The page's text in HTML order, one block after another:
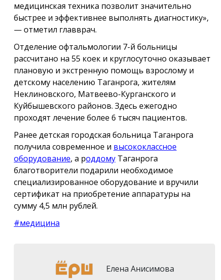
медицинская техника позволит значительно
быстрее и эффективнее выполнять диагностику»,
— отметил главврач.
Отделение офтальмологии 7-й больницы
рассчитано на 55 коек и круглосуточно оказывает
плановую и экстренную помощь взрослому и
детскому населению Таганрога, жителям
Неклиновского, Матвеево-Курганского и
Куйбышевского районов. Здесь ежегодно
проходят лечение более 6 тысяч пациентов.
Ранее детская городская больница Таганрога
получила современное и высококлассное
оборудование, а роддому Таганрога
благотворители подарили необходимое
специализированное оборудование и вручили
сертификат на приобретение аппаратуры на
сумму 4,5 млн рублей.
#медицина
Елена Анисимова